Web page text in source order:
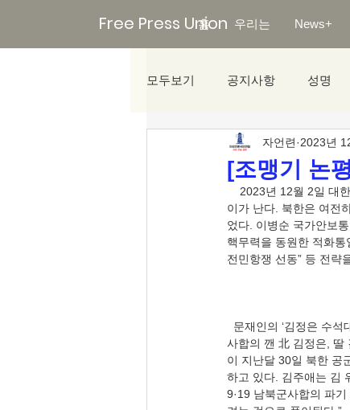
Free Press Union
홈 우리는 News+
모두보기 공지사항 성명
미디어리포트
[조맹기 논
자언련 2023년
이가 난다. 북한은 여전
었다. 이병순 국가안보
핵무력을 동원한 적화통
사합의 깬 北 김정은, 딸
이 지난달 30일 북한 공
하고 있다. 김주애는 김
9·19 남북군사합의 파